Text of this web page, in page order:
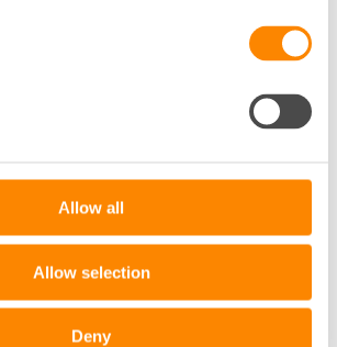
Allow all
Allow selection
Deny